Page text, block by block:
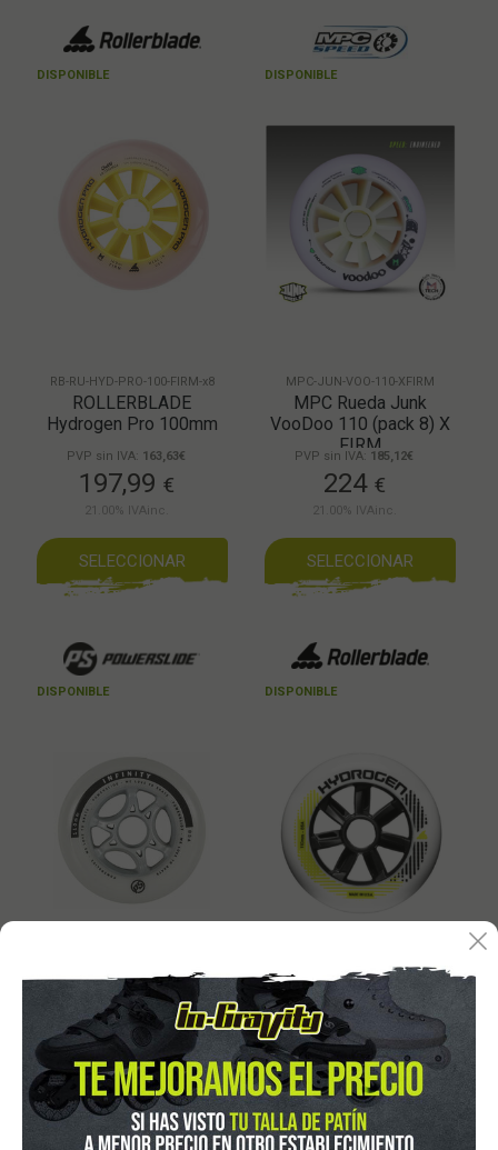
DISPONIBLE
RB-RU-HYD-PRO-100-FIRM-x8
ROLLERBLADE
Hydrogen Pro 100mm
PVP sin IVA: 163,63€
197,99 €
21.00% IVAinc.
SELECCIONAR
DISPONIBLE
MPC-JUN-VOO-110-XFIRM
MPC Rueda Junk
VooDoo 110 (pack 8) X
FIRM
PVP sin IVA: 185,12€
224 €
21.00% IVAinc.
SELECCIONAR
DISPONIBLE
PW-INFII-GR-110/85A
POWERSLIDE Rueda
Infinity II Gris 110 PACK
4
PVP sin IVA:37,11€
44,90 €
IVAinc.
DISPONIBLE
RB-RU-HYD-110
ROLLERBLADE RUEDA
HYDROGEN 110/85A
PACK 8
PVP sin IVA:99,17€
119,99 €
21.00%IVAinc.